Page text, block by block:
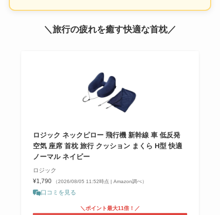
＼旅行の疲れを癒す快適な首枕／
ロジック ネックピロー 飛行機 新幹線 車 低反発
空気 座席 首枕 旅行 クッション まくら H型 快適
ノーマル ネイビー
ロジック
¥1,790
（2026/08/05 11:52時点 | Amazon調べ）
口コミを見る
＼ポイント最大11倍！／